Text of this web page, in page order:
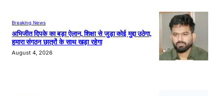
Breaking News
अभिजीत दिपके का बड़ा ऐलान, शिक्षा से जुड़ा कोई मुद्दा उठेगा,
हमारा संगठन छात्रों के साथ खड़ा रहेगा
August 4, 2026